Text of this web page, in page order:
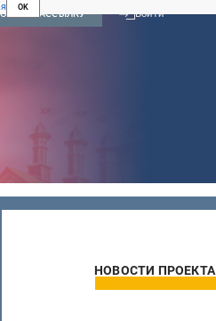
OK
РАССЫЛКУ Войти
НОВОСТИ ПРОЕКТА